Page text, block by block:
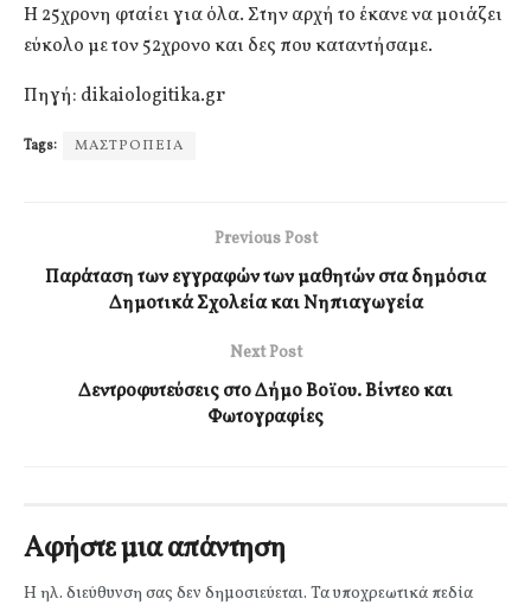
Η 25χρονη φταίει για όλα. Στην αρχή το έκανε να μοιάζει
εύκολο με τον 52χρονο και δες που καταντήσαμε.
Πηγή: dikaiologitika.gr
Tags: ΜΑΣΤΡΟΠΕΙΑ
Previous Post
Παράταση των εγγραφών των μαθητών στα δημόσια
Δημοτικά Σχολεία και Νηπιαγωγεία
Next Post
Δεντροφυτεύσεις στο Δήμο Βοϊου. Βίντεο και
Φωτογραφίες
Αφήστε μια απάντηση
Η ηλ. διεύθυνση σας δεν δημοσιεύεται. Τα υποχρεωτικά πεδία